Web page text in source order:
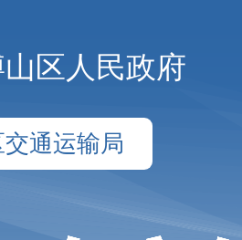
区人民政府
通运输局